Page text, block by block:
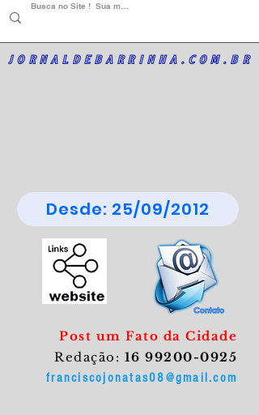
JORNALDEBARRINHA.COM.BR
Desde: 25/09/2012
Post um Fato da Cidade
Redação: 16 99200-0925
franciscojonatas08@gmail.com